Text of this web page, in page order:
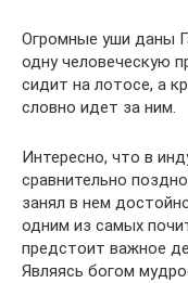
Огромные уши даны
одну человеческую
сидит на лотосе, а
словно идет за ним.
Интересно, что в
сравнительно
занял в нем
одним из самых
предстоит важное
Являясь богом